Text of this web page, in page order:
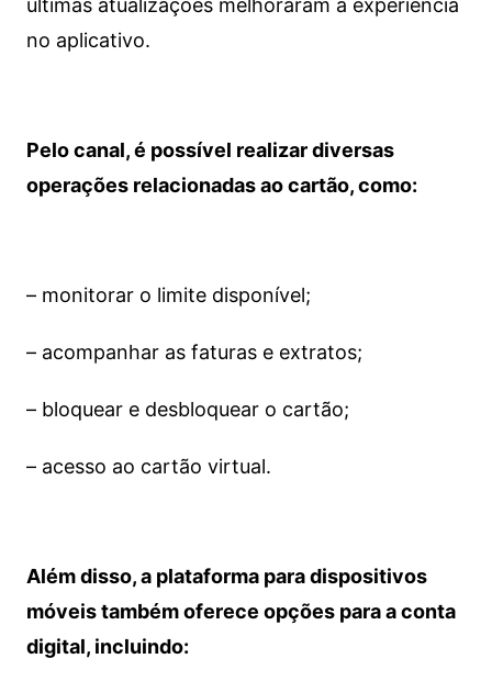
últimas atualizações melhoraram a experiência
no aplicativo.
Pelo canal, é possível realizar diversas
operações relacionadas ao cartão, como:
– monitorar o limite disponível;
– acompanhar as faturas e extratos;
– bloquear e desbloquear o cartão;
– acesso ao cartão virtual.
Além disso, a plataforma para dispositivos
móveis também oferece opções para a conta
digital, incluindo: